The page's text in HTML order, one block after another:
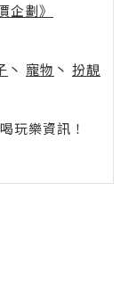
企劃》
丶 寵物 丶 扮靚
玩樂資訊！